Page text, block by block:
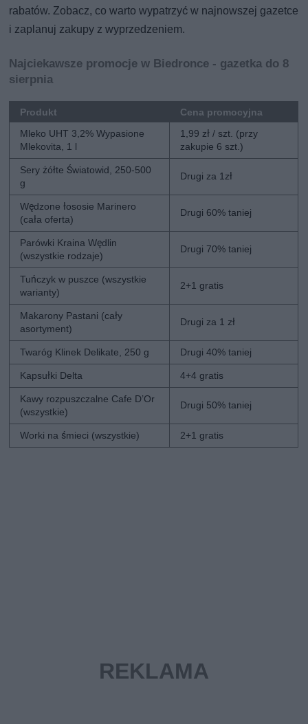
rabatów. Zobacz, co warto wypatrzyć w najnowszej gazetce
i zaplanuj zakupy z wyprzedzeniem.
Najciekawsze promocje w Biedronce - gazetka do 8
sierpnia
Produkt
Cena promocyjna
Mleko UHT 3,2% Wypasione
Mlekovita, 1 l
1,99 zł / szt. (przy
zakupie 6 szt.)
Sery żółte Światowid, 250-500
g
Drugi za 1zł
Wędzone łososie Marinero
(cała oferta)
Drugi 60% taniej
Parówki Kraina Wędlin
(wszystkie rodzaje)
Drugi 70% taniej
Tuńczyk w puszce (wszystkie
warianty)
2+1 gratis
Makarony Pastani (cały
asortyment)
Drugi za 1 zł
Twaróg Klinek Delikate, 250 g Drugi 40% taniej
Kapsułki Delta 4+4 gratis
Kawy rozpuszczalne Cafe D’Or
(wszystkie)
Drugi 50% taniej
Worki na śmieci (wszystkie) 2+1 gratis